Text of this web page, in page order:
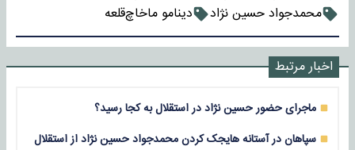
محمدجواد حسین نژاد
دینامو ماخاچ‌قلعه
اخبار مرتبط
ماجرای حضور حسین نژاد در استقلال به کجا رسید؟
سپاهان در آستانه هایجک کردن محمدجواد حسین نژاد از استقلال